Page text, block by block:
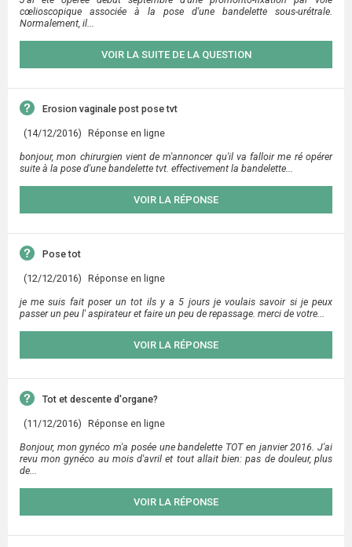
cœlioscopique associée à la pose d'une bandelette sous-urétrale.
Normalement, il...
VOIR LA SUITE DE LA QUESTION
Erosion vaginale post pose tvt
(14/12/2016) Réponse en ligne
bonjour, mon chirurgien vient de m'annoncer qu'il va falloir me ré opérer
suite à la pose d'une bandelette tvt. effectivement la bandelette...
VOIR LA RÉPONSE
Pose tot
(12/12/2016) Réponse en ligne
je me suis fait poser un tot ils y a 5 jours je voulais savoir si je peux
passer un peu l' aspirateur et faire un peu de repassage. merci de votre...
VOIR LA RÉPONSE
Tot et descente d'organe?
(11/12/2016) Réponse en ligne
Bonjour, mon gynéco m'a posée une bandelette TOT en janvier 2016. J'ai
revu mon gynéco au mois d'avril et tout allait bien: pas de douleur, plus
de...
VOIR LA RÉPONSE